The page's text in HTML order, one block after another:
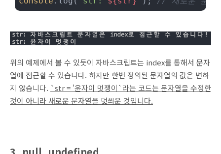
위의 예제에서 볼 수 있듯이 자바스크립트는 index를 통해서 문자
열에 접근할 수 있습니다. 하지만 한번 정의된 문자열의 값은 변하
지 않습니다. `str = '윤자이 멋쟁이`라는 코드는 문자열을 수정한
것이 아니라 새로운 문자열을 덧씌운 것입니다.